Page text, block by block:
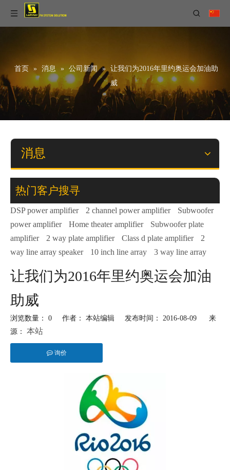
首页 » 消息 » 公司新闻 » 让我们为2016年里约奥运会加油助
威
消息
热门客户搜寻
DSP power amplifier 2 channel power amplifier
Subwoofer
power amplifier
Home theater amplifier
Subwoofer plate
amplifier
2 way plate amplifier Class d plate amplifier
2
way line array speaker
10 inch line array 3 way line array
让我们为2016年里约奥运会加油
助威
浏览数量： 0 作者： 本站编辑 发布时间： 2016-08-09 来
源： 本站
询价
["facebook","twitter","line","wechat","linkedin","pinterest","whatsapp"]